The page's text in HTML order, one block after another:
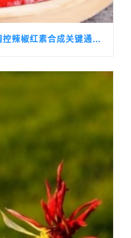
遗传转化和靶向代谢组学技术筛选出调控辣椒红素合成关键通路基因的候选转录因子CALSH10